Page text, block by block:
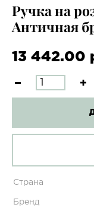
Ручка на
Античная
13 442.00
Страна
Бренд